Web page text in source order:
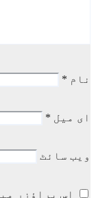
نام *
ای میل *
ویب‌ سائٹ
اس براؤزر